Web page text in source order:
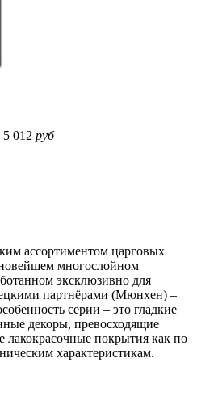
5 012 руб
ассортиментом царговых
многослойном
эксклюзивно для
партнёрами (Мюнхен) –
серии – это гладкие
декоры, превосходящие
лакокрасочные покрытия как по
характеристикам.